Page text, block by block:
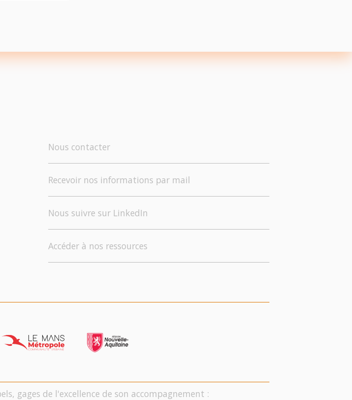
Nous contacter
Recevoir nos informations par mail
Nous suivre sur LinkedIn
Accéder à nos ressources
gages de l'excellence de son accompagnement :